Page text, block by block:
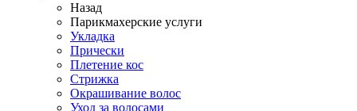
Назад
Парикмахерские услуги
Укладка
Прически
Плетение кос
Стрижка
Окрашивание волос
Уход за волосами